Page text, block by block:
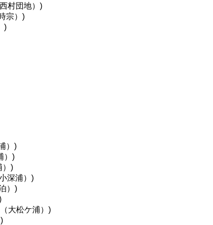
村団地）)
宗）)
)
）)
）)
）)
深浦）)
）)
大松ケ浦）)